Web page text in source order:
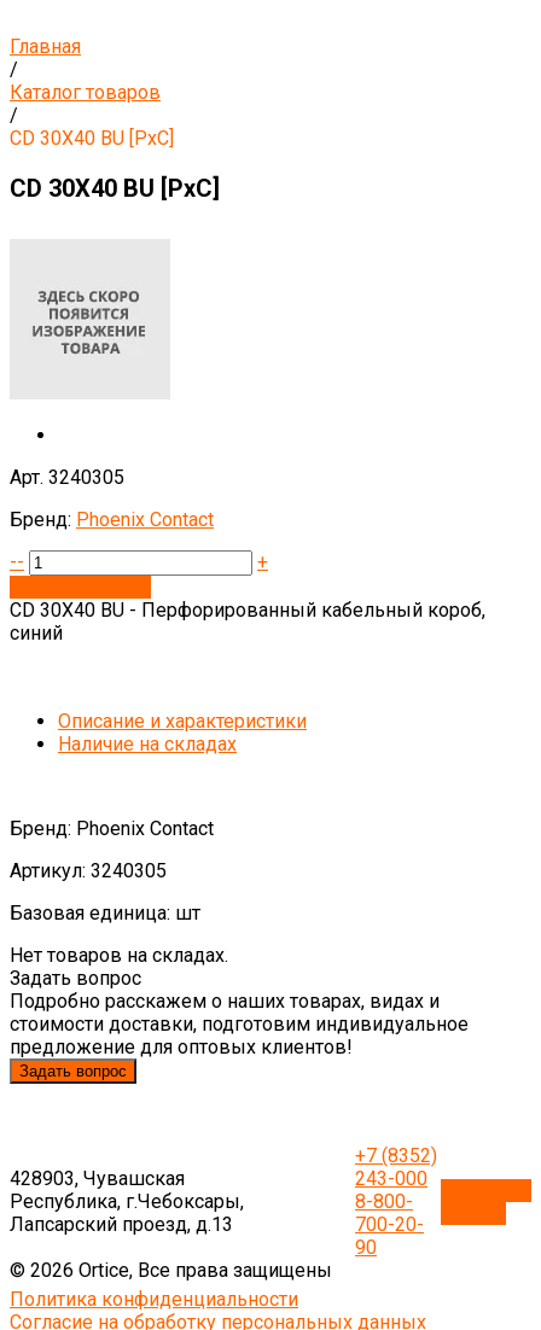
Главная
/
Каталог товаров
/
CD 30X40 BU [PxC]
CD 30X40 BU [PxC]
Арт. 3240305
Бренд: Phoenix Contact
--
+
CD 30X40 BU - Перфорированный кабельный короб,
синий
Описание и характеристики
Наличие на складах
Бренд: Phoenix Contact
Артикул: 3240305
Базовая единица: шт
Нет товаров на складах.
Задать вопрос
Подробно расскажем о наших товарах, видах и
стоимости доставки, подготовим индивидуальное
предложение для оптовых клиентов!
Задать вопрос
428903, Чувашская
Республика, г.Чебоксары,
Лапсарский проезд, д.13
+7 (8352)
243-000
8-800-
700-20-
90
© 2026 Ortice, Все права защищены
Политика конфиденциальности
Согласие на обработку персональных данных